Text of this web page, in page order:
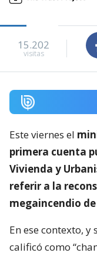
15.202
visitas
Este viernes el
primera cuenta
Vivienda y
referir a la
megaincendio de
En ese contexto,
calificó como